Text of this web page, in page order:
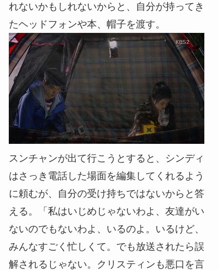
れないかもしれないからと、自分が持ってき
たヘッドフォンや本、帽子を渡す。
スンチャンが出て行こうとすると、シンディ
はさっき電話した場面を編集してくれるよう
に頼むが、自分の受け持ちではないからと答
える。「私はいじめじゃないわよ、友達がい
ないのでもないわよ、いるのよ。いるけど、
みんなすごく忙しくて。でも放送されたら誤
解されるじゃない。クリスティンも悪口を言